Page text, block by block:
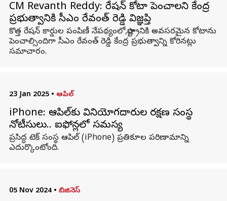
CM Revanth Reddy: రేషన్ కోటా పెంచాలని కేంద్ర
ప్రభుత్వానికి సీఎం రేవంత్ రెడ్డి విజ్ఞప్తి
కొత్త రేషన్ కార్డుల పంపిణీ నేపథ్యంలో,రాష్ట్రానికి అవసరమైన కోటాను
పెంచాల్సిందిగా సీఎం రేవంత్ రెడ్డి కేంద్ర ప్రభుత్వాన్ని కోరినట్లు
సమాచారం.
23 Jan 2025 • ఆపిల్
iPhone: ఆపిల్‌కు వినియోగదారుల రక్షణ సంస్థ
నోటీసులు.. ఐఫోన్లలో సమస్య
ప్రసిద్ధ టెక్‌ సంస్థ ఆపిల్‌ (iPhone) ప్రతికూల పరిణామాన్ని
ఎదుర్కొంటోంది.
05 Nov 2024 • బిజినెస్